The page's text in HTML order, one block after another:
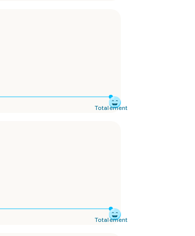
Totalement
Totalement